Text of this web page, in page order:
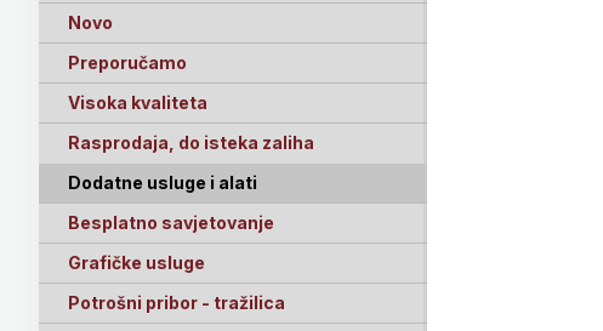
Novo
Preporučamo
Visoka kvaliteta
Rasprodaja, do isteka zaliha
Dodatne usluge i alati
Besplatno savjetovanje
Grafičke usluge
Potrošni pribor - tražilica